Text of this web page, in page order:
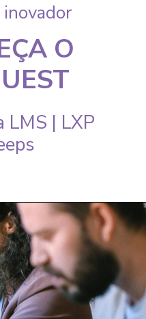
O
LMS | LXP